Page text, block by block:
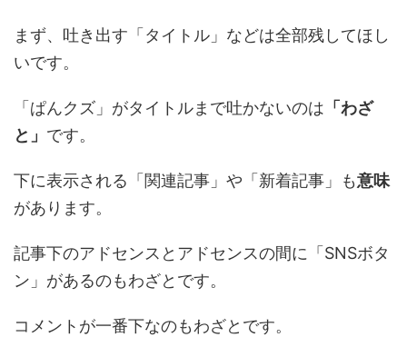
まず、吐き出す「タイトル」などは全部残してほし
いです。
「ぱんクズ」がタイトルまで吐かないのは 「わざ
と」 です。
下に表示される「関連記事」や「新着記事」も意味
があります。
記事下のアドセンスとアドセンスの間に「SNSボタ
ン」があるのもわざとです。
コメントが一番下なのもわざとです。